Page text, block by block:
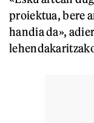
proiektua, bere
handia da»,